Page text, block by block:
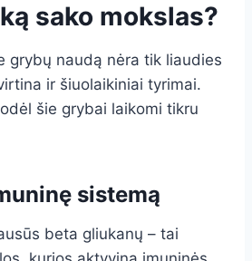
sako mokslas?
grybų naudą nėra tik liaudies
ir šiuolaikiniai tyrimai.
šie grybai laikomi tikru
sistemą
beta gliukanų – tai